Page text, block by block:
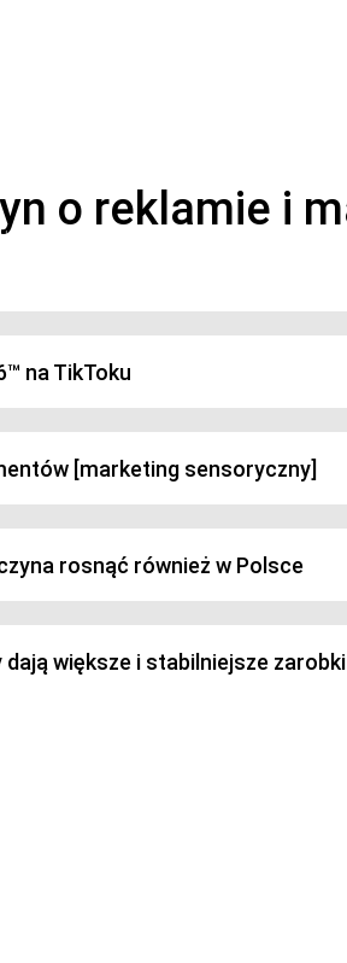
reklamie i kreatywności
na TikToku
[marketing sensoryczny]
rosnąć również w Polsce
większe i stabilniejsze zarobki